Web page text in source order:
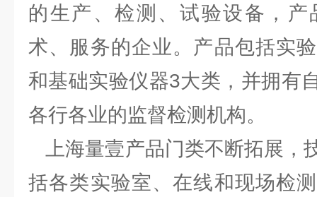
的生产、检测、试验设备，
术、服务的企业。产品包括实
和基础实验仪器3大类，并拥有
各行各业的监督检测机构。
上海量壹产品门类不断拓展，
括各类实验室、在线和现场检